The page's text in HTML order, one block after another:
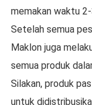
memakan waktu
Setelah semua
Maklon juga
semua produk
Silakan, produk
untuk